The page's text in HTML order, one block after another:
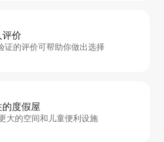
价
证的评价可帮助你做出选择
度假屋
大的空间和儿童便利设施